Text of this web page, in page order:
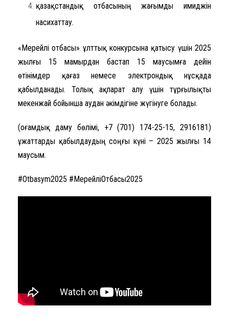
қазақстандық отбасының жағымды имиджін
насихаттау.
«Мерейлі отбасы» ұлттық конкурсына қатысу үшін 2025
жылғы 15 мамырдан бастап 15 маусымға дейін
өтінімдер қағаз немесе электрондық нұсқада
қабылданады. Толық ақпарат алу үшін тұрғылықты
мекенжай бойынша аудан әкімдігіне жүгінуге болады.
(Қоғамдық даму бөлімі, +7 (701) 174-25-15, 2916181)
Құжаттарды қабылдаудың соңғы күні – 2025 жылғы 14
маусым.
#Otbasym2025 #МерейліОтбасы2025